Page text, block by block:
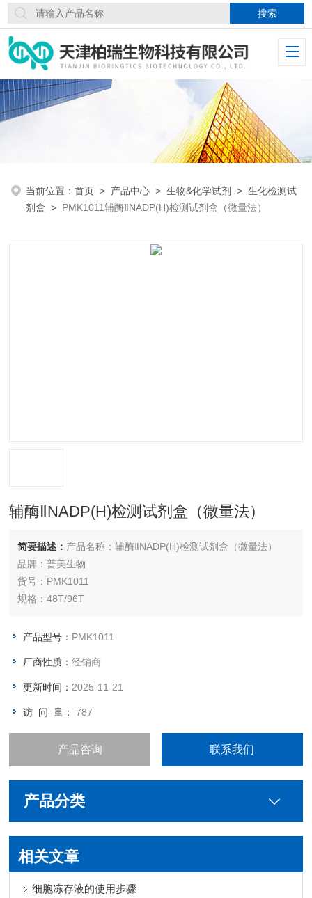
当前位置：首页 > 产品中心 >生物&化学试剂 >生化检测试
剂盒 > PMK1011辅酶ⅡNADP(H)检测试剂盒（微量法）
辅酶ⅡNADP(H)检测试剂盒（微量法）
简要描述： 产品名称：辅酶ⅡNADP(H)检测试剂盒（微量法）
品牌：普美生物
货号：PMK1011
规格：48T/96T
产品型号： PMK1011
厂商性质：经销商
更新时间： 2025-11-21
访 问 量：787
产品咨询 联系我们
产品分类
相关文章
细胞冻存液的使用步骤